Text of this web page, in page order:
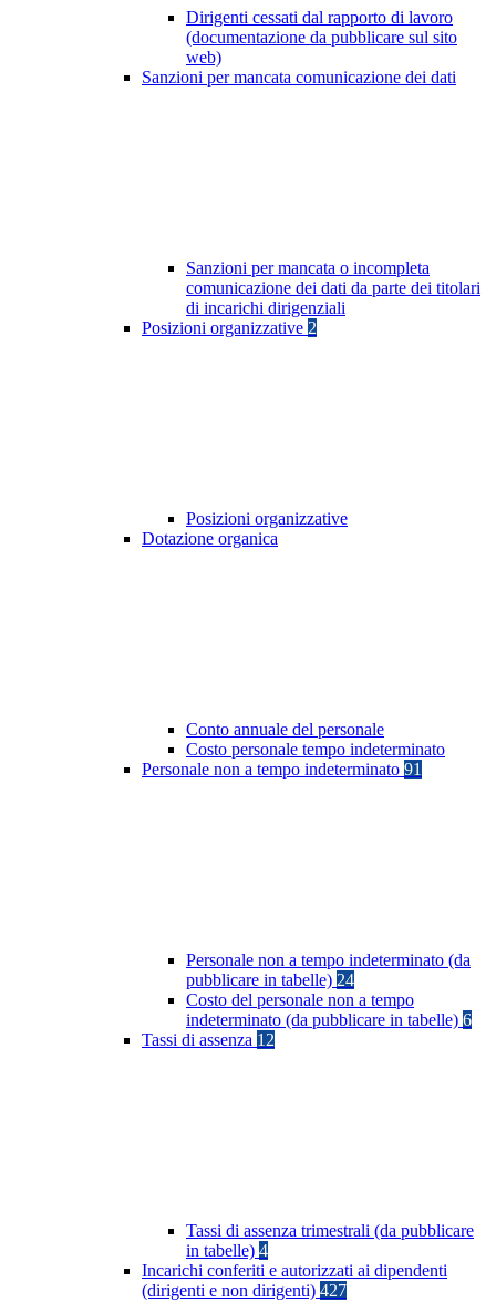
Dirigenti cessati dal rapporto di lavoro
(documentazione da pubblicare sul sito
web)
Sanzioni per mancata comunicazione dei dati
Sanzioni per mancata o incompleta
comunicazione dei dati da parte dei titolari
di incarichi dirigenziali
Posizioni organizzative 2
Posizioni organizzative
Dotazione organica
Conto annuale del personale
Costo personale tempo indeterminato
Personale non a tempo indeterminato 91
Personale non a tempo indeterminato (da
pubblicare in tabelle) 24
Costo del personale non a tempo
indeterminato (da pubblicare in tabelle) 6
Tassi di assenza 12
Tassi di assenza trimestrali (da pubblicare
in tabelle) 4
Incarichi conferiti e autorizzati ai dipendenti
(dirigenti e non dirigenti) 427